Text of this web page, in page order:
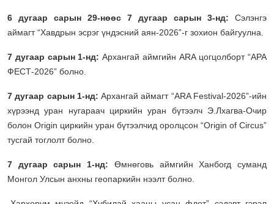
6 дугаар сарын 29-нөөс 7 дугаар сарын 3-нд: Сэлэнгэ
аймагт “Хавдрын эсрэг үндэсний аян-2026”-г зохион байгуулна.
7 дугаар сарын 1-нд: Архангай аймгийн АRА цогцолборт “АРА
ФЕСТ-2026” болно.
7 дугаар сарын 1-нд: Архангай аймагт “ARA Festival-2026”-ийн
хүрээнд уран нугараач циркийн уран бүтээлч Э.Лхагва-Очир
болон Origin циркийн уран бүтээлчид оролцсон “Origin of Circus”
тусгай тоглолт болно.
7 дугаар сарын 1-нд: Өмнөговь аймгийн Ханбогд суманд
Монгол Улсын анхны геопаркийн нээлт болно.